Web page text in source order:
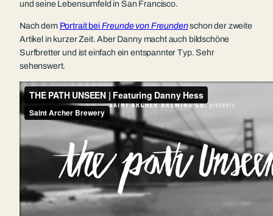
und seine Lebensumfeld in San Francisco.
Nach dem Portrait bei Freunde von Freundenschon der zweite
Artikel in kurzer Zeit. Aber Danny macht auch bildschöne
Surfbretter und ist einfach ein entspannter Typ. Sehr
sehenswert.